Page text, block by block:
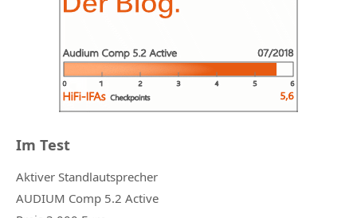
Im Test
Aktiver Standlautsprecher
AUDIUM Comp 5.2 Active